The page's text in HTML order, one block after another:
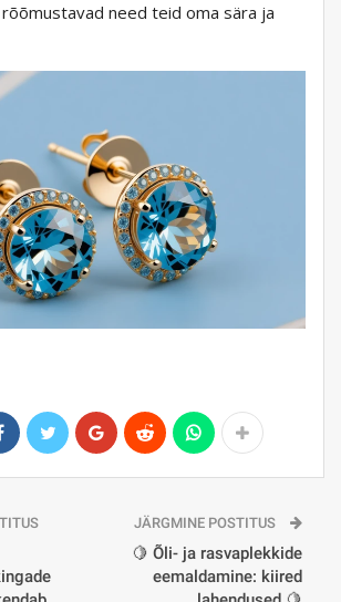
need teid oma sära ja
JÄRGMINE POSTITUS
🍋 Õli- ja rasvaplekkide
eemaldamine: kiired